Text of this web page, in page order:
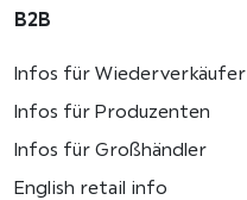
B2B
Infos für Wiederverkäufer
Infos für Produzenten
Infos für Großhändler
English retail info